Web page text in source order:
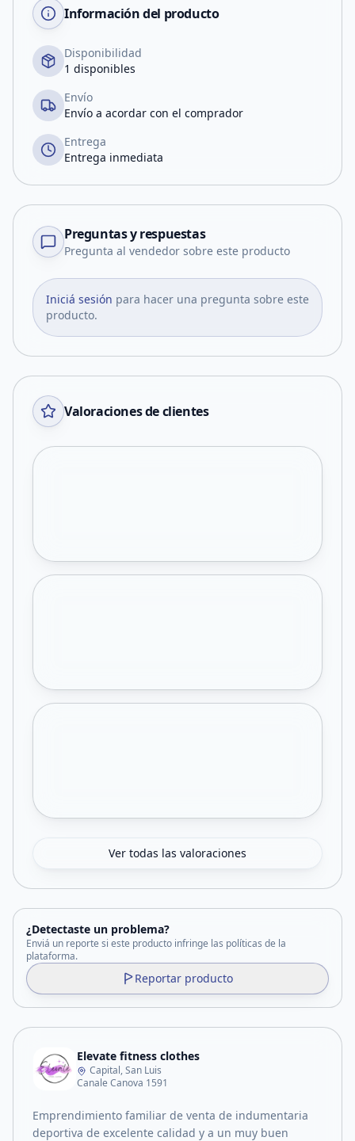
Información del producto
Disponibilidad
1 disponibles
Envío
Envío a acordar con el comprador
Entrega
Entrega inmediata
Preguntas y respuestas
Pregunta al vendedor sobre este producto
Iniciá sesión para hacer una pregunta sobre este
producto.
Valoraciones de clientes
Ver todas las valoraciones
¿Detectaste un problema?
Enviá un reporte si este producto infringe las políticas de la
plataforma.
Reportar producto
Elevate fitness clothes
Capital, San Luis
Canale Canova 1591
Emprendimiento familiar de venta de indumentaria
deportiva de excelente calidad y a un muy buen